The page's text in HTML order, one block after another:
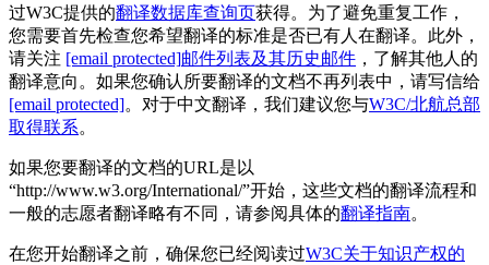
过W3C提供的翻译数据库查询页获得。为了避免重复工作，
您需要首先检查您希望翻译的标准是否已有人在翻译。此外，
请关注 [email protected]邮件列表及其历史邮件 ，了解其他人的
翻译意向。如果您确认所要翻译的文档不再列表中，请写信给
[email protected]。对于中文翻译，我们建议您与W3C/北航总部
取得联系。
如果您要翻译的文档的URL是以
“http://www.w3.org/International/”开始，这些文档的翻译流程和
一般的志愿者翻译略有不同，请参阅具体的翻译指南。
在您开始翻译之前，确保您已经阅读过W3C关于知识产权的